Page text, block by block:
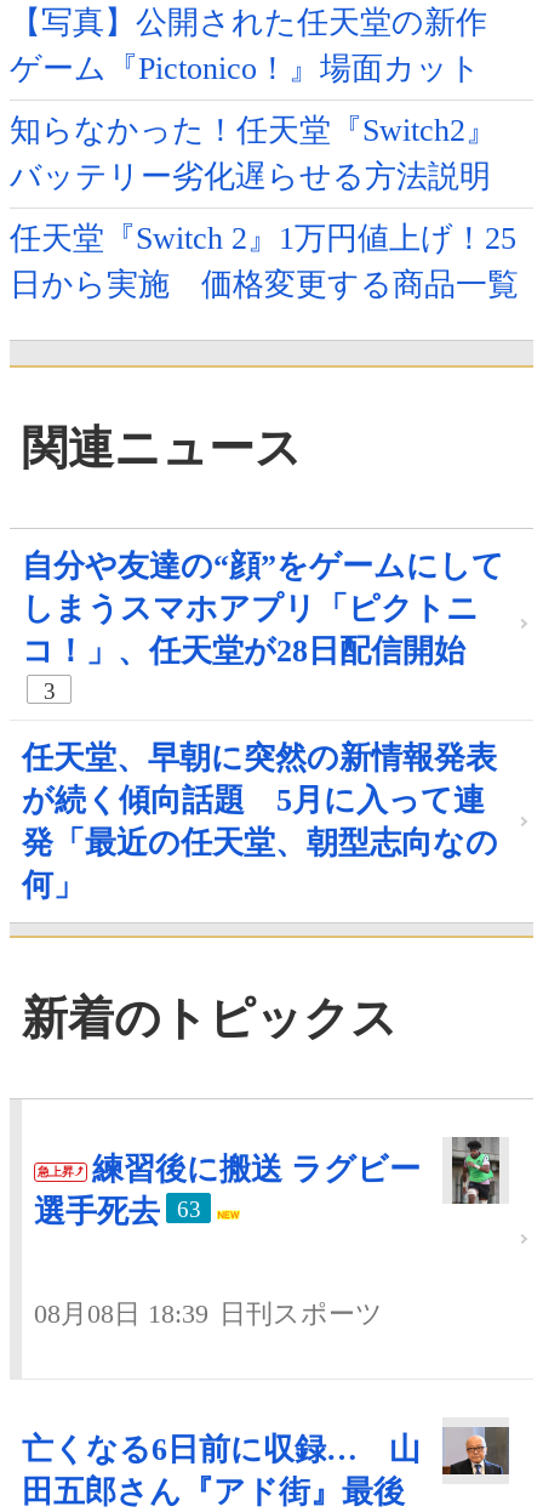
【写真】公開された任天堂の新作
ゲーム『Pictonico！』場面カット
知らなかった！任天堂『Switch2』
バッテリー劣化遅らせる方法説明
任天堂『Switch 2』1万円値上げ！25
日から実施 価格変更する商品一覧
関連ニュース
自分や友達の“顔”をゲームにして
しまうスマホアプリ「ピクトニ
コ！」、任天堂が28日配信開始
3
任天堂、早朝に突然の新情報発表
が続く傾向話題 5月に入って連
発「最近の任天堂、朝型志向なの
何」
新着のトピックス
急上昇
練習後に搬送 ラグビー
選手死去
63
08月08日 18:39 日刊スポーツ
亡くなる6日前に収録… 山
田五郎さん『アド街』最後